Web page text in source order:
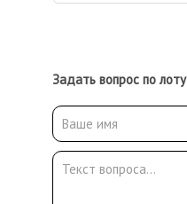
Задать вопрос по лоту